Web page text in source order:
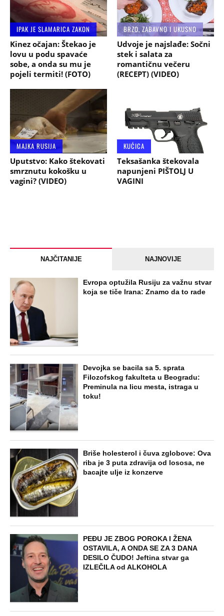
IPAK JE SLAMARICA ZAKON
Kinez očajan: Štekao je
lovu u podu spavaće
sobe, a onda su mu je
pojeli termiti! (FOTO)
BRZO, ZABAVNO I UKUSNO
Udvoje je najslađe: Sočni
stek i salata za
romantičnu večeru
(RECEPT) (VIDEO)
MAJKA RUSIJA
Uputstvo: Kako štekovati
smrznutu kokošku u
vagini? (VIDEO)
KUĆICA
Teksašanka štekovala
napunjeni PIŠTOLJ U
VAGINI
NAJČITANIJE NAJNOVIJE
Evropa optužila Rusiju za važnu stvar
koja se tiče Irana: Znamo da to rade
Devojka se bacila sa 5. sprata
Filozofskog fakulteta u Beogradu:
Preminula na licu mesta, istraga u
toku!
Briše holesterol i čuva zglobove: Ova
riba je 3 puta zdravija od lososa, ne
bacajte ulje iz konzerve
PEĐU JE ZBOG POROKA I ŽENA
OSTAVILA, A ONDA SE ZA 3 DANA
DESILO ČUDO! Jeftina stvar ga
IZLEČILA od ALKOHOLA